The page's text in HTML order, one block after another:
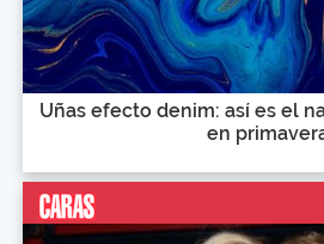
Uñas efecto denim: así es el
en